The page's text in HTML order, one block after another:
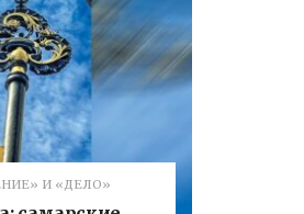
И «ДЕЛО»